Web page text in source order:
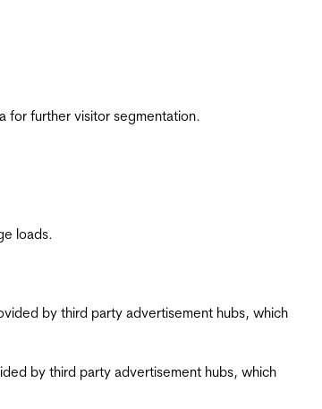
for further visitor segmentation.
loads.
by third party advertisement hubs, which
by third party advertisement hubs, which